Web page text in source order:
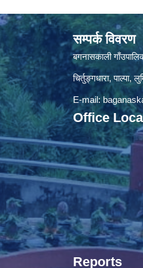
सम्पर्क विवरण
बगनासकाली
चिर्तुङ्गधारा, पाल्पा,
E-mail:
Office
Reports